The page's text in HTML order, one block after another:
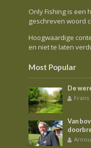
Only Fishing is een
geschreven woord
Hoogwaardige
en niet te laten
Most Popular
De
Frans
Van